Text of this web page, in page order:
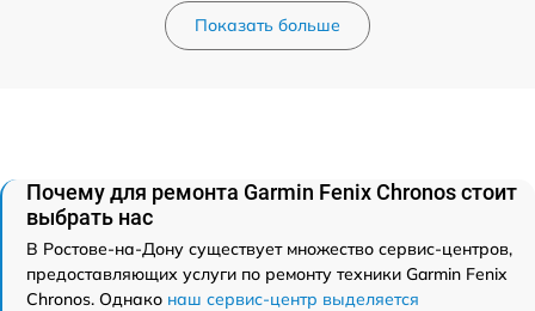
Показать больше
Почему для ремонта Garmin Fenix Chronos стоит
выбрать нас
В Ростове-на-Дону существует множество сервис-центров,
предоставляющих услуги по ремонту техники Garmin Fenix
Chronos. Однако наш сервис-центр выделяется